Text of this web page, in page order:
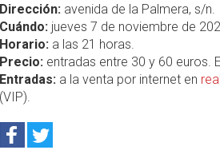
Dirección: avenida de la Palmera, s/n.
Cuándo: jueves 7 de noviembre de
Horario: a las 21 horas.
Precio: entradas entre 30 y 60 euros.
Entradas: a la venta por internet en
(VIP).